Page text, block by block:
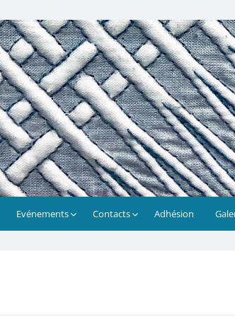
Evénements Contacts Adhésion